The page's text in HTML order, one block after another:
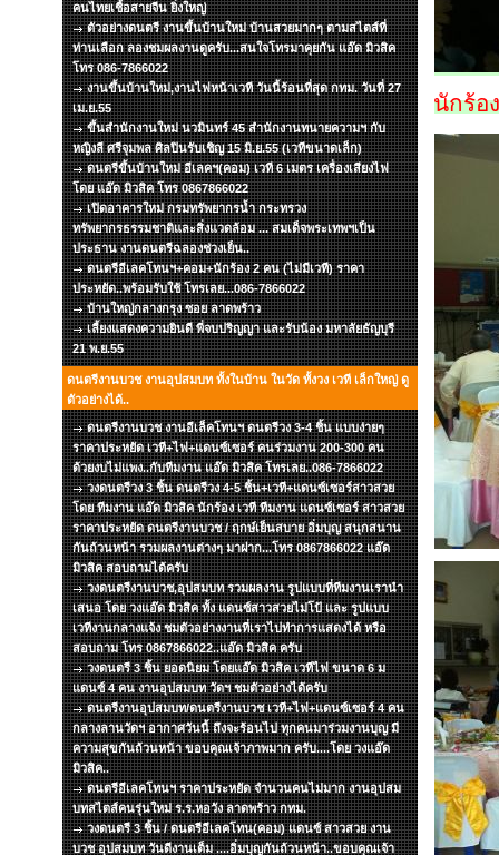
คนไทยเชื้อสายจีน ยิ่งใหญ่
ตัวอย่างดนตรี งานขึ้นบ้านใหม่ บ้านสวยมากๆ ตามสไตส์ที่
ท่านเลือก ลองชมผลงานดูครับ...สนใจโทรมาคุยกัน แอ๊ด มิวสิค
โทร 086-7866022
งานขึ้นบ้านใหม่,งานไฟหน้าเวที วันนี้ร้อนที่สุด กทม. วันที่ 27
เม.ย.55
ขึ้นสำนักงานใหม่ นวมินทร์ 45 สำนักงานทนายความฯ กับ
หญิงลี ศรีจุมพล ศิลปินรับเชิญ 15 มิ.ย.55 (เวทีขนาดเล็ก)
ดนตรีขึ้นบ้านใหม่ อีเลคฯ(คอม) เวที 6 เมตร เครื่องเสียงไฟ
โดย แอ๊ด มิวสิค โทร 0867866022
เปิดอาคารใหม่ กรมทรัพยากรน้ำ กระทรวง
ทรัพยากรธรรมชาติและสิ่งแวดล้อม ... สมเด็จพระเทพฯเป็น
ประธาน งานดนตรีฉลองช่วงเย็น..
ดนตรีอีเลคโทนฯ+คอม+นักร้อง 2 คน (ไม่มีเวที) ราคา
ประหยัด..พร้อมรับใช้ โทรเลย...086-7866022
บ้านใหญ่กลางกรุง ซอย ลาดพร้าว
เลี้ยงแสดงความยินดี พี่จบปริญญา และรับน้อง มหาลัยธัญบุรี
21 พ.ย.55
ดนตรีงานบวช งานอุปสมบท ทั้งในบ้าน ในวัด ทั้งวง เวที เล็กใหญ่ ดู
ตัวอย่างได้..
ดนตรีงานบวช งานอีเล็คโทนฯ ดนตรีวง 3-4 ชิ้น แบบง่ายๆ
ราคาประหยัด เวที+ไฟ+แดนซ์เซอร์ คนร่วมงาน 200-300 คน
ด้วยงบไม่แพง..กับทีมงาน แอ๊ด มิวสิค โทรเลย..086-7866022
วงดนตรีวง 3 ชิ้น ดนตรีวง 4-5 ชิ้น+เวที+แดนซ์เซอร์สาวสวย
โดย ทีมงาน แอ๊ด มิวสิค นักร้อง เวที ทีมงาน แดนซ์เซอร์ สาวสวย
ราคาประหยัด ดนตรีงานบวช / ฤกษ์เย็นสบาย อิ่มบุญ สนุกสนาน
กันถ้วนหน้า รวมผลงานต่างๆ มาฝาก...โทร 0867866022 แอ๊ด
มิวสิค สอบถามได้ครับ
วงดนตรีงานบวช,อุปสมบท รวมผลงาน รูปแบบที่ทีมงานเรานำ
เสนอ โดย วงแอ๊ด มิวสิค ทั้ง แดนซ์สาวสวยไม่โป้ และ รูปแบบ
เวทีงานกลางแจ้ง ชมตัวอย่างงานที่เราไปทำการแสดงได้ หรือ
สอบถาม โทร 0867866022..แอ๊ด มิวสิค ครับ
วงดนตรี 3 ชิ้น ยอดนิยม โดยแอ๊ด มิวสิค เวทีไฟ ขนาด 6 ม
แดนซ์ 4 คน งานอุปสมบท วัดฯ ชมตัวอย่างได้ครับ
ดนตรีงานอุปสมบท/ดนตรีงานบวช เวที+ไฟ+แดนซ์เซอร์ 4 คน
กลางลานวัดฯ อากาศวันนี้ ถึงจะร้อนไป ทุกคนมาร่วมงานบุญ มี
ความสุขกันถ้วนหน้า ขอบคุณเจ้าภาพมาก ครับ....โดย วงแอ๊ด
มิวสิค..
ดนตรีอีเลคโทนฯ ราคาประหยัด จำนวนคนไม่มาก งานอุปสม
บทสไตส์คนรุ่นใหม่ ร.ร.หอวัง ลาดพร้าว กทม.
วงดนตรี 3 ชิ้น / ดนตรีอีเลคโทน(คอม) แดนซ์ สาวสวย งาน
บวช อุปสมบท วันดีงานเต็ม ....อิ่มบุญกันถ้วนหน้า..ขอบคุณเจ้า
นักร้อ